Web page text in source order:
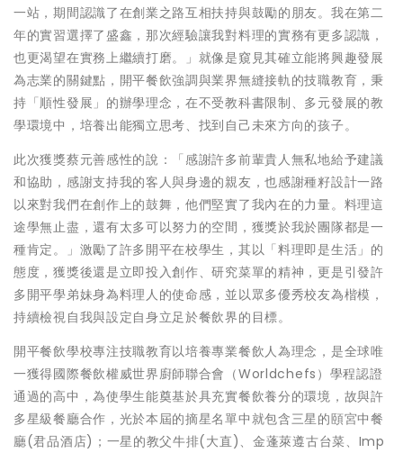
一站，期間認識了在創業之路互相扶持與鼓勵的朋友。我在第二
年的實習選擇了盛鑫，那次經驗讓我對料理的實務有更多認識，
也更渴望在實務上繼續打磨。」就像是窺見其確立能將興趣發展
為志業的關鍵點，開平餐飲強調與業界無縫接軌的技職教育，秉
持「順性發展」的辦學理念，在不受教科書限制、多元發展的教
學環境中，培養出能獨立思考、找到自己未來方向的孩子。
此次獲獎蔡元善感性的說：「感謝許多前輩貴人無私地給予建議
和協助，感謝支持我的客人與身邊的親友，也感謝種籽設計一路
以來對我們在創作上的鼓舞，他們堅實了我內在的力量。料理這
途學無止盡，還有太多可以努力的空間，獲獎於我於團隊都是一
種肯定。」激勵了許多開平在校學生，其以「料理即是生活」的
態度，獲獎後還是立即投入創作、研究菜單的精神，更是引發許
多開平學弟妹身為料理人的使命感，並以眾多優秀校友為楷模，
持續檢視自我與設定自身立足於餐飲界的目標。
開平餐飲學校專注技職教育以培養專業餐飲人為理念，是全球唯
一獲得國際餐飲權威世界廚師聯合會（Worldchefs）學程認證
通過的高中，為使學生能奠基於具充實餐飲養分的環境，故與許
多星級餐廳合作，光於本屆的摘星名單中就包含三星的頤宮中餐
廳(君品酒店)；一星的教父牛排(大直)、金蓬萊遵古台菜、Imp